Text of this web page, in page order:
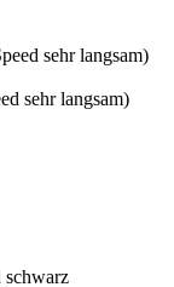
sehr langsam)